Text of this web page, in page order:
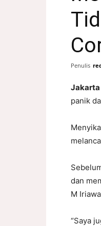
Penulis
Jakarta
panik
dan
M
“Saya